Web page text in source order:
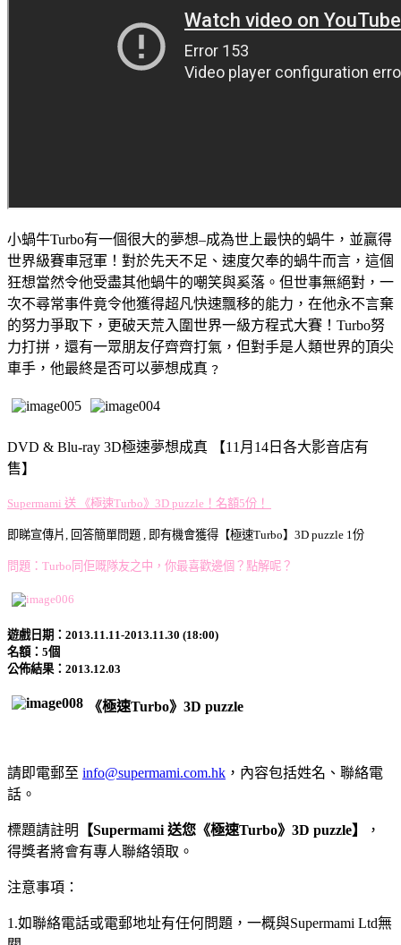
小蝸牛Turbo有一個很大的夢想–成為世上最快的蝸牛，並贏得
世界級賽車冠軍！對於先天不足、速度欠奉的蝸牛而言，這個
狂想當然令他受盡其他蝸牛的嘲笑與奚落。但世事無絕對，一
次不尋常事件竟令他獲得超凡快速飄移的能力，在他永不言棄
的努力爭取下，更破天荒入圍世界一級方程式大賽！Turbo努
力打拼，還有一眾朋友仔齊齊打氣，但對手是人類世界的頂尖
車手，他最終是否可以夢想成真﹖
DVD & Blu-ray 3D極速夢想成真 【11月14日各大影音店有
售】
Supermami 送 《極速Turbo》3D puzzle！名額5份！
即睇宣傳片, 回答簡單問題 , 即有機會獲得【極速Turbo】3D puzzle 1份
問題：Turbo同佢嘅隊友之中，你最喜歡邊個？點解呢？
遊戲日期：2013.11.11-2013.11.30 (18:00)
名額：5個
公佈結果：2013.12.03
《極速Turbo》3D puzzle
請即電郵至 info@supermami.com.hk ，內容包括姓名、聯絡電
話。
標題請註明 【Supermami 送您《極速Turbo》3D puzzle】
，
得獎者將會有專人聯絡領取。
注意事項：
1.如聯絡電話或電郵地址有任何問題，一概與Supermami Ltd無